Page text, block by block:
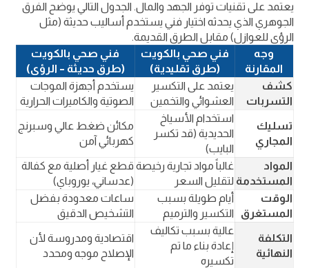
يعتمد على تقنيات توفر الجهد والمال. الجدول التالي يوضح الفرق
الجوهري الذي يحدثه اختيار فني يستخدم أساليب حديثة (مثل
الرؤى للعوازل) مقابل الطرق القديمة.
وجه
المقارنة
فني صحي بالكويت
(طرق تقليدية)
فني صحي بالكويت
(طرق حديثة – الرؤى)
كشف
التسربات
يعتمد على التكسير
العشوائي والتخمين
يستخدم أجهزة الموجات
الصوتية والكاميرات الحرارية
تسليك
المجاري
استخدام الأسياخ
الحديدية (قد تكسر
البايب)
مكائن ضغط عالي وسبرنج
كهربائي آمن
المواد
المستخدمة
غالباً مواد تجارية رخيصة
لتقليل السعر
قطع غيار أصلية مع كفالة
(عدساني، يوروباي)
الوقت
المستغرق
أيام طويلة بسبب
التكسير والترميم
ساعات معدودة بفضل
التشخيص الدقيق
التكلفة
النهائية
عالية بسبب تكاليف
إعادة بناء ما تم
تكسيره
اقتصادية ومدروسة لأن
الإصلاح موجه ومحدد